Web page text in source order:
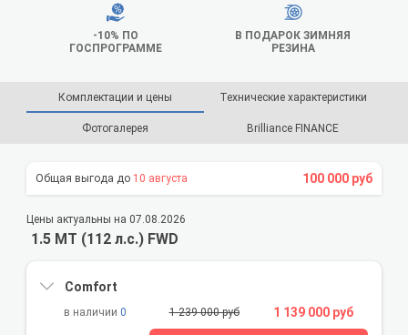
-10% ПО
ГОСПРОГРАММЕ
В ПОДАРОК ЗИМНЯЯ
РЕЗИНА
Комплектации и цены Технические характеристики
Фотогалерея Brilliance FINANCE
10 августа 100 000 руб
Цены актуальны на 07.08.2026
1.5 MT (112 л.с.) FWD
Comfort
0 1 239 000 руб 1 139 000 руб